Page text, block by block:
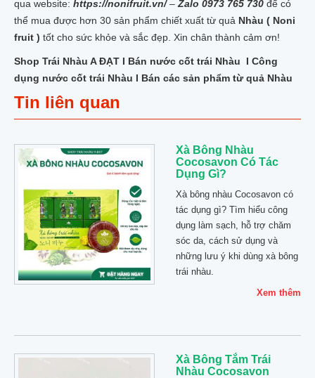
qua website: https://nonifruit.vn/– Zalo 0973 765 730 để có
thể mua được hơn 30 sản phẩm chiết xuất từ quả Nhàu ( Noni
fruit ) tốt cho sức khỏe và sắc đẹp. Xin chân thành cảm ơn!
Shop Trái Nhàu A ĐẠT I Bán nước cốt trái Nhàu I Công
dụng nước cốt trái Nhàu I Bán các sản phẩm từ quả Nhàu
Tin liên quan
Xà Bông Nhàu
Cocosavon Có Tác
Dụng Gì?
Xà bông nhàu Cocosavon có
tác dụng gì? Tìm hiểu công
dụng làm sạch, hỗ trợ chăm
sóc da, cách sử dụng và
những lưu ý khi dùng xà bông
trái nhàu.
Xem thêm
Xà Bông Tắm Trái
Nhàu Cocosavon